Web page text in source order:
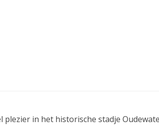
in het historische stadje